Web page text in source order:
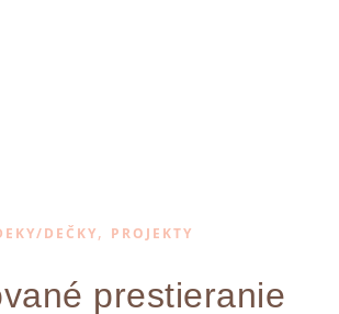
DEČKY, PROJEKTY
prestieranie